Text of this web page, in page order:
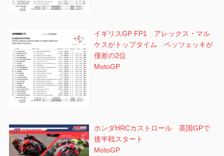
イギリスGP FP1 アレックス・マル
ケスがトップタイム ベッツェッキが
僅差の2位
MotoGP
ホンダHRCカストロール 英国GPで
後半戦スタート
MotoGP